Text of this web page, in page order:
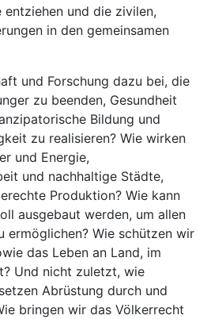
entziehen und die zivilen,
in den gemeinsamen
und Forschung dazu bei, die
zu beenden, Gesundheit
Bildung und
zu realisieren? Wie wirken
und Energie,
und nachhaltige Städte,
Produktion? Wie kann
ausgebaut werden, um allen
ermöglichen? Wie schützen wir
das Leben an Land, im
Und nicht zuletzt, wie
Abrüstung durch und
bringen wir das Völkerrecht